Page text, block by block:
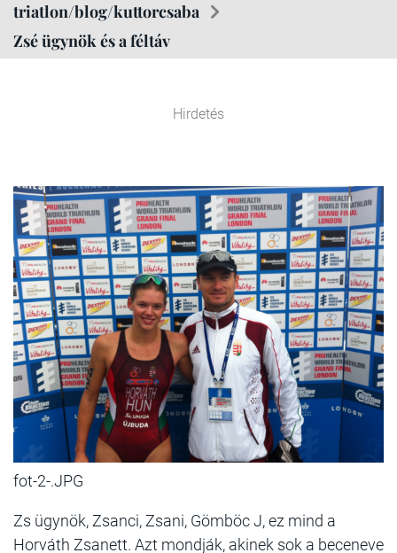
triatlon/blog/kuttorcsaba
Zsé ügynök és a féltáv
Hirdetés
fot-2-.JPG
Zs ügynök, Zsanci, Zsani, Gömböc J, ez mind a
Horváth Zsanett. Azt mondják, akinek sok a beceneve